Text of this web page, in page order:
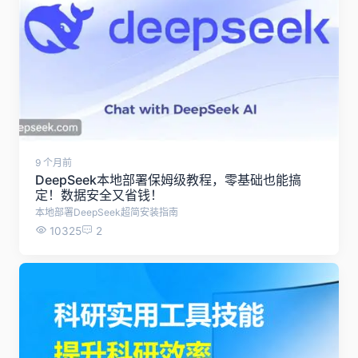
9 个月前
DeepSeek本地部署保姆级教程，零基础也能搞
定！数据安全又省钱！
本地部署DeepSeek超简安装指南
10325 2